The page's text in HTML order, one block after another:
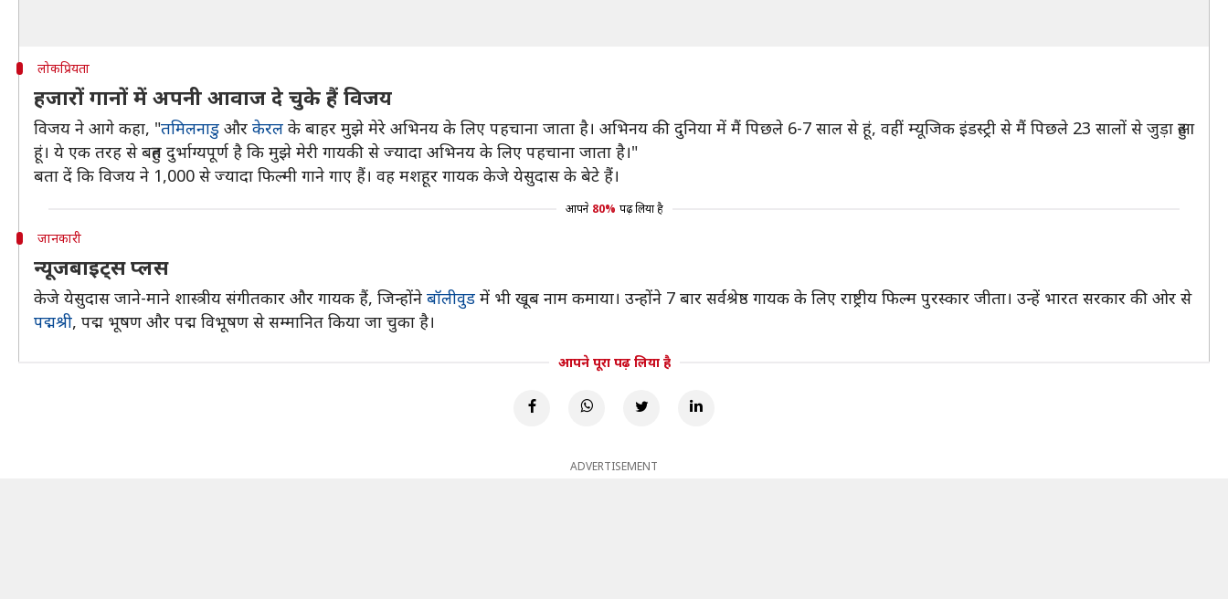
लोकप्रियता
हजारों गानों में अपनी आवाज दे चुके हैं विजय
विजय ने आगे कहा, "तमिलनाडु और केरल के बाहर मुझे मेरे अभिनय के लिए पहचाना जाता है। अभिनय की दुनिया में मैं पिछले 6-7 साल से हूं, वहीं म्यूजिक इंडस्ट्री से मैं पिछले 23 सालों से जुड़ा हुआ
हूं। ये एक तरह से बहुत दुर्भाग्यपूर्ण है कि मुझे मेरी गायकी से ज्यादा अभिनय के लिए पहचाना जाता है।"
बता दें कि विजय ने 1,000 से ज्यादा फिल्मी गाने गाए हैं। वह मशहूर गायक केजे येसुदास के बेटे हैं।
आपने 80% पढ़ लिया है
जानकारी
न्यूजबाइट्स प्लस
केजे येसुदास जाने-माने शास्त्रीय संगीतकार और गायक हैं, जिन्होंने बॉलीवुड में भी खूब नाम कमाया। उन्होंने 7 बार सर्वश्रेष्ठ गायक के लिए राष्ट्रीय फिल्म पुरस्कार जीता। उन्हें भारत सरकार की ओर से
पद्मश्री, पद्म भूषण और पद्म विभूषण से सम्मानित किया जा चुका है।
आपने पूरा पढ़ लिया है
ADVERTISEMENT